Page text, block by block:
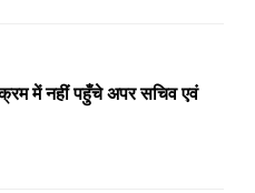
में नहीं पहुँचे अपर सचिव एवं